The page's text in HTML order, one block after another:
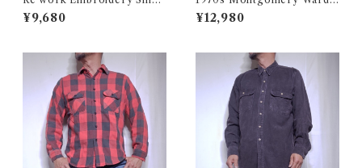
/ リワーク ハンド刺繍入り シ
ャツ 古着
¥9,680
PUT TOGETHERS Nylon S
ki Vest / 70年代 モンゴメリー
¥12,980